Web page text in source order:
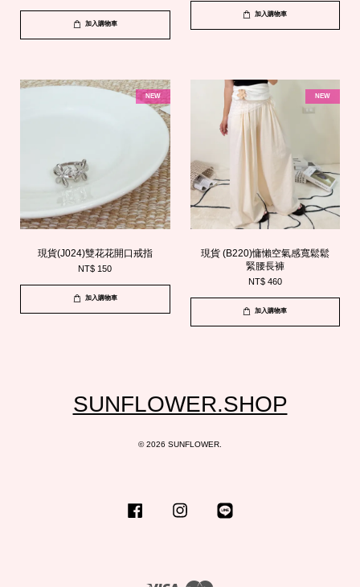
加入購物車
加入購物車
NEW
現貨(J024)雙花花開口戒指
NT$ 150
加入購物車
NEW
現貨 (B220)慵懶空氣感寬鬆鬆
緊腰長褲
NT$ 460
加入購物車
SUNFLOWER.SHOP
© 2026 SUNFLOWER.
Facebook Instagram
Visa